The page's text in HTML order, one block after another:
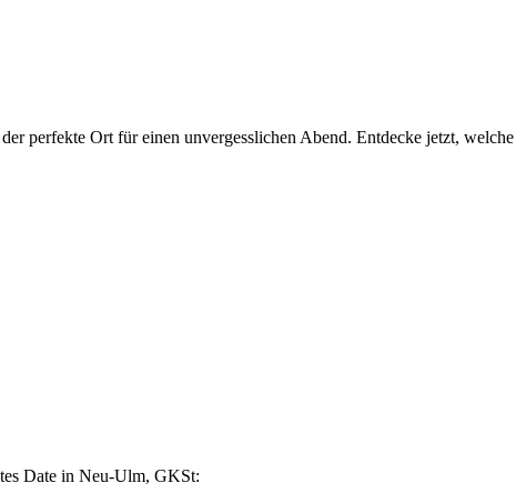
perfekte Ort für einen unvergesslichen Abend. Entdecke jetzt, welche
Date in Neu-Ulm, GKSt: